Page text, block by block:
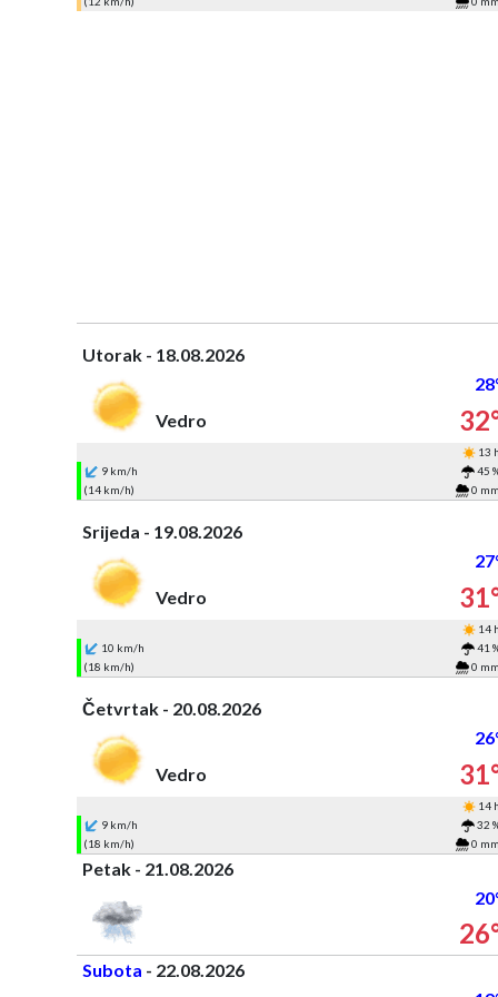
Utorak - 18.08.2026
Vedro
13 h
9 km/h
45
(14 km/h)
0 mm
Srijeda - 19.08.2026
Vedro
14 h
10 km/h
41
(18 km/h)
0 mm
Četvrtak - 20.08.2026
Vedro
14 h
9 km/h
32
(18 km/h)
0 mm
Petak - 21.08.2026
Subota - 22.08.2026